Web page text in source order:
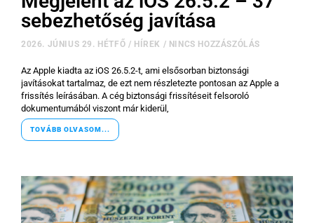
sebezhetőség javítása
2026. JÚNIUS 29. HÉTFŐ / HÍREK / NINCS HOZZÁSZÓLÁS
Az Apple kiadta az iOS 26.5.2-t, ami elsősorban biztonsági
javításokat tartalmaz, de ezt nem részletezte pontosan az Apple a
frissítés leírásában. A cég biztonsági frissítéseit felsoroló
dokumentumából viszont már kiderül,
TOVÁBB OLVASOM...